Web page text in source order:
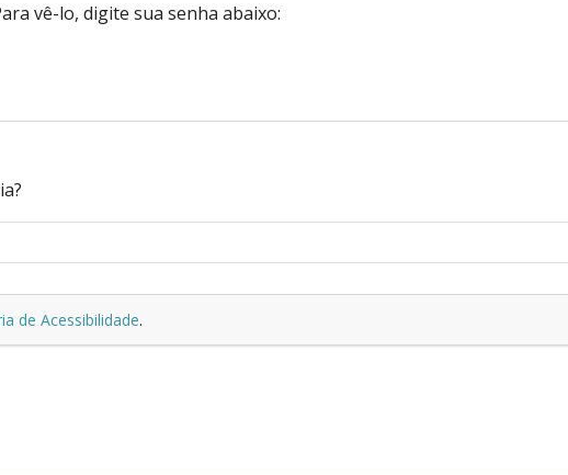
vê-lo, digite sua senha abaixo:
de Acessibilidade.